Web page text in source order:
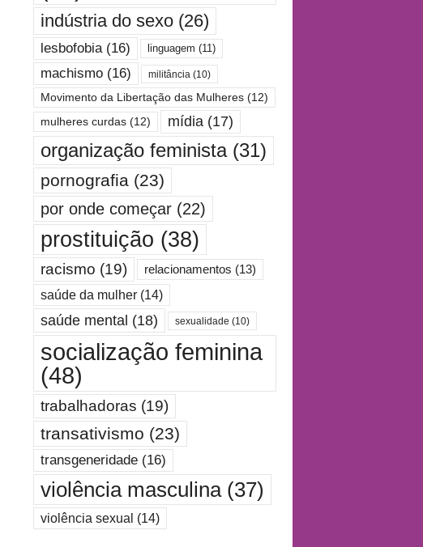
indústria do sexo(26)
lesbofobia(16) linguagem (11)
machismo(16) militância (10)
Movimento da Libertação das Mulheres(12)
mulheres curdas(12) mídia(17)
organização feminista(31)
pornografia(23)
por onde começar(22)
prostituição (38)
racismo (19) relacionamentos (13)
saúde da mulher(14)
saúde mental (18) sexualidade (10)
socialização feminina
(48)
trabalhadoras (19)
transativismo (23)
transgeneridade(16)
violência masculina(37)
violência sexual (14)